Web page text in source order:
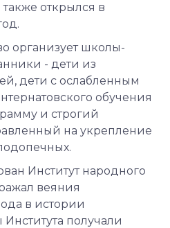
открылся в
организует школы-
- дети из
дети с ослабленным
обучения
и строгий
на укрепление
Институт народного
веяния
в истории
получали